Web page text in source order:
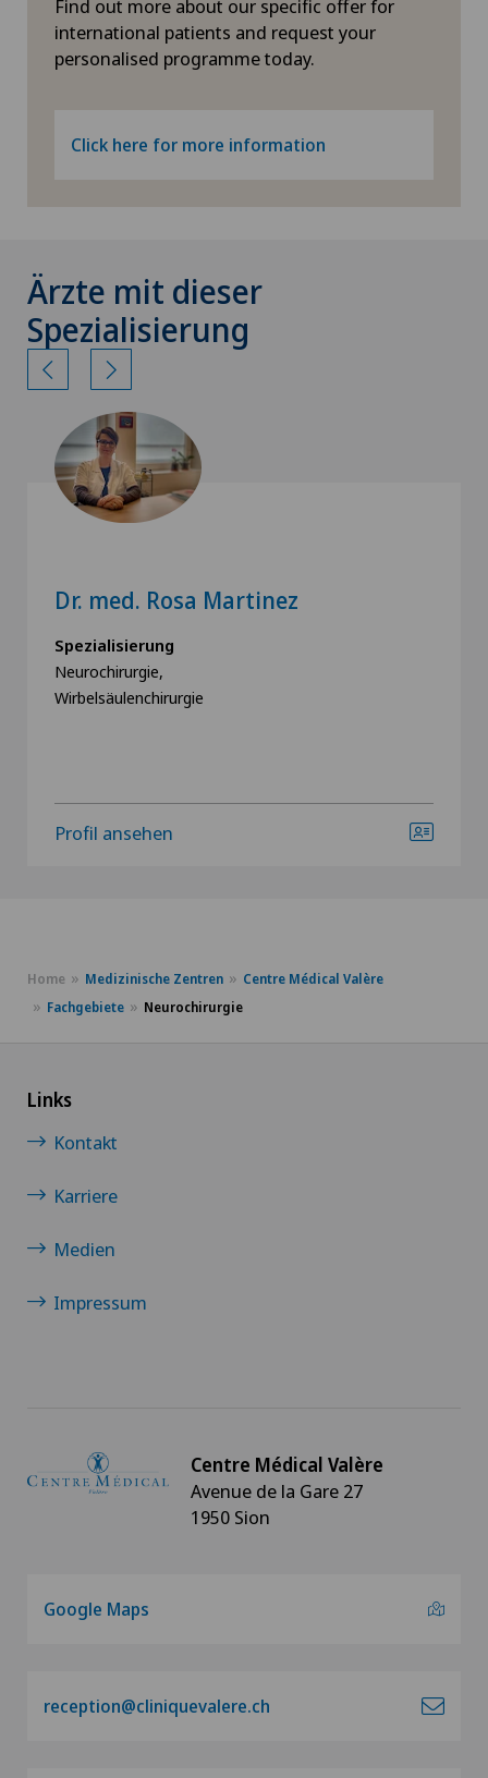
Find out more about our specific offer for
international patients and request your
personalised programme today.
Click here for more information
Ärzte mit dieser
Spezialisierung
Dr. med. Rosa Martinez
Spezialisierung
Neurochirurgie,
Wirbelsäulenchirurgie
Profil ansehen
Home Medizinische Zentren
Centre Médical Valère
Fachgebiete
Neurochirurgie
Links
Kontakt
Karriere
Medien
Impressum
Centre Médical Valère
Avenue de la Gare 27
1950 Sion
Google Maps
reception@cliniquevalere.ch